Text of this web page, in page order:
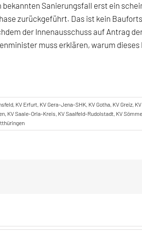
Sanierungsfall erst ein
zurückgeführt. Das ist kein
der Innenausschuss auf Antrag
muss erklären, warum
, KV Erfurt, KV Gera-Jena-SHK, KV Gotha, KV Greiz,
, KV Saale-Orla-Kreis, KV Saalfeld-Rudolstadt, KV